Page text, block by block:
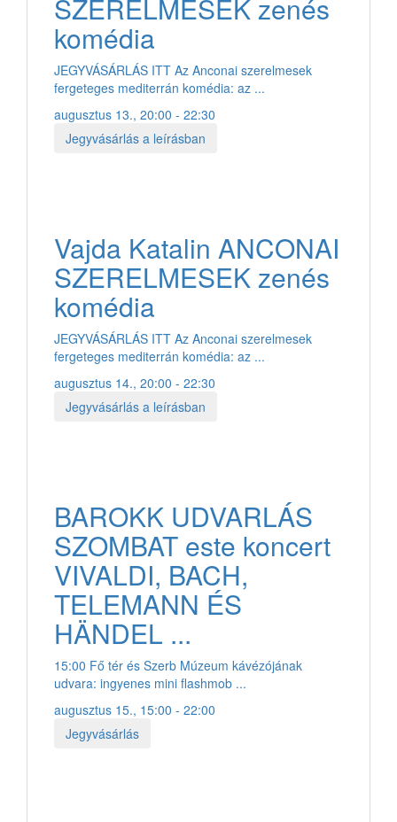
SZERELMESEK zenés
komédia
JEGYVÁSÁRLÁS ITT Az Anconai szerelmesek
fergeteges mediterrán komédia: az ...
augusztus 13., 20:00 - 22:30
Jegyvásárlás a leírásban
Vajda Katalin ANCONAI
SZERELMESEK zenés
komédia
JEGYVÁSÁRLÁS ITT Az Anconai szerelmesek
fergeteges mediterrán komédia: az ...
augusztus 14., 20:00 - 22:30
Jegyvásárlás a leírásban
BAROKK UDVARLÁS
SZOMBAT este koncert
VIVALDI, BACH,
TELEMANN ÉS
HÄNDEL ...
15:00 Fő tér és Szerb Múzeum kávézójának
udvara: ingyenes mini flashmob ...
augusztus 15., 15:00 - 22:00
Jegyvásárlás